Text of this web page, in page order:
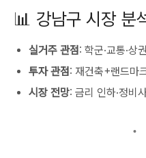
📊 강남구 시장 분
실거주 관점: 학군·교통·상
투자 관점: 재건축+랜드마
시장 전망: 금리 인하·정비